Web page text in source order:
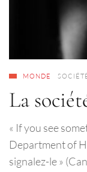
MONDE
La
« If you see
Department of
signalez-le »